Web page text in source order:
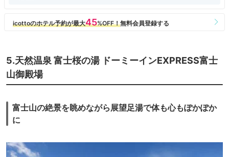
5.天然温泉 富士桜の湯 ドーミーインEXPRESS富士
山御殿場
富士山の絶景を眺めながら展望足湯で体も心もぽかぽか
に